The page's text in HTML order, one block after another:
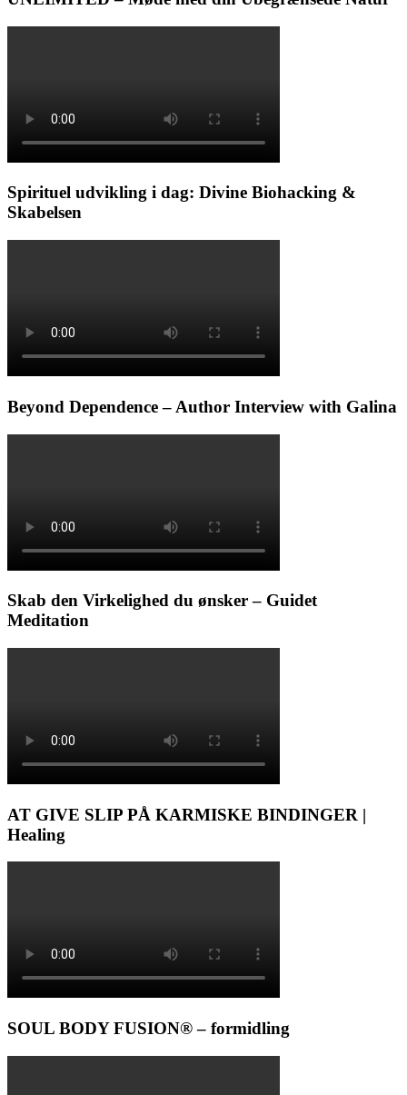
Spirituel udvikling i dag: Divine Biohacking &
Skabelsen
Beyond Dependence – Author Interview with Galina
Skab den Virkelighed du ønsker – Guidet
Meditation
AT GIVE SLIP PÅ KARMISKE BINDINGER |
Healing
SOUL BODY FUSION® – formidling